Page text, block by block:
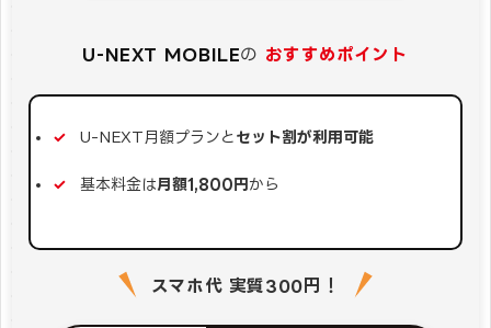
U-NEXT MOBILEの おすすめポイント
U-NEXT月額プランと セット割が利用可能
基本料金は月額1,800円から
スマホ代 実質300円！